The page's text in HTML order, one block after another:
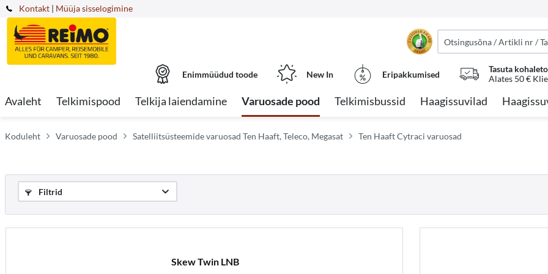
Kontakt | Müüja sisselogimine
Enimmüüdud toode New In Eripakkumised
Tasuta
Alates 50 €
Avaleht Telkimispood Telkija laiendamine Varuosade pood Telkimisbussid Haagissuvilad
Koduleht Varuosade pood Satelliitsüsteemide varuosad Ten Haaft, Teleco, Megasat Ten Haaft Cytraci varuosad
Filtrid
Skew Twin LNB